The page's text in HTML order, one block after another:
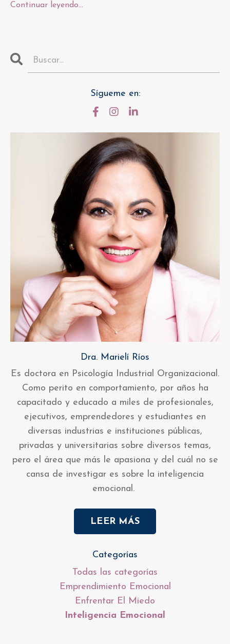
Continuar leyendo...
Sígueme en:
Dra. Marielí Ríos
Es doctora en Psicología Industrial Organizacional.
Como perito en comportamiento, por años ha
capacitado y educado a miles de profesionales,
ejecutivos, emprendedores y estudiantes en
diversas industrias e instituciones públicas,
privadas y universitarias sobre diversos temas,
pero el área que más le apasiona y del cuál no se
cansa de investigar es sobre la inteligencia
emocional.
LEER MÁS
Categorías
Todas las categorías
Emprendimiento Emocional
Enfrentar El Miedo
Inteligencia Emocional